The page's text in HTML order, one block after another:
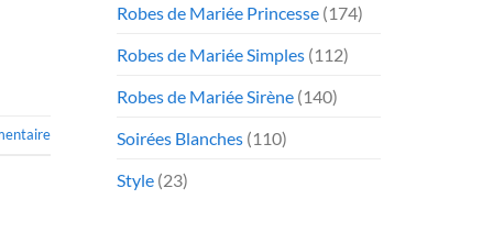
Robes de Mariée Princesse (174)
Robes de Mariée Simples (112)
Robes de Mariée Sirène (140)
Soirées Blanches (110)
Style (23)